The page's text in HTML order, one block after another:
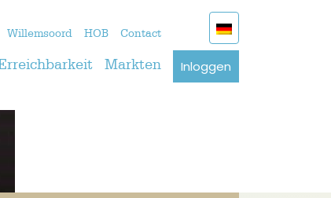
Willemsoord HOB Contact
Erreichbarkeit Markten Inloggen